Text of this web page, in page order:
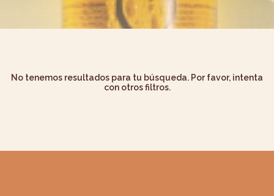
No tenemos resultados para tu búsqueda. Por favor, intenta
con otros filtros.